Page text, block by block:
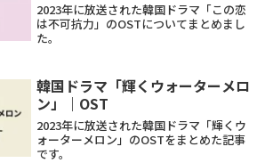
2023年に放送された韓国ドラマ「この恋
は不可抗力」のOSTについてまとめまし
た。
韓国ドラマ「輝くウォーターメロ
ン」｜OST
2023年に放送された韓国ドラマ「輝くウ
ォーターメロン」のOSTをまとめた記事
です。